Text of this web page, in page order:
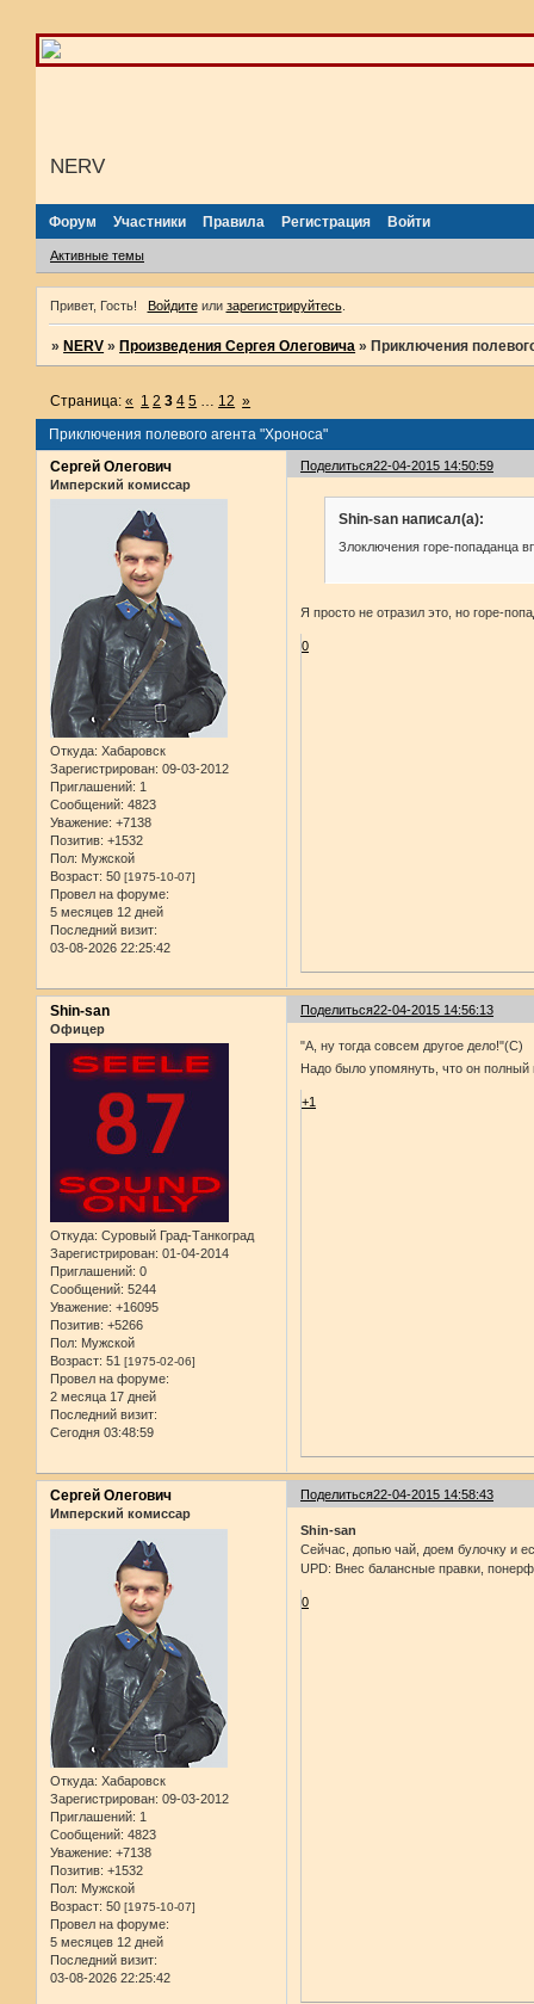
NERV
Форум Участники Правила Регистрация Войти
Активные темы
Привет, Гость! Войдитеили зарегистрируйтесь.
»NERV »Произведения Сергея Олеговича »Приключения
Приключения полевого агента "Хроноса"
Страница:« 1 2 3 4 5 … 12 »
Поделиться22-04-2015 14:50:59
Сергей Олегович
Имперский комиссар
Откуда: Хабаровск
Зарегистрирован: 09-03-2012
Приглашений: 1
Сообщений: 4823
Уважение: +7138
Позитив: +1532
Пол: Мужской
Возраст: 50 [1975-10-07]
Провел на форуме:
5 месяцев 12 дней
Последний визит:
03-08-2026 22:25:42
Shin-san написал(а):
Злоключения горе-попаданца
Я просто не отразил это, но горе-
0
Поделиться22-04-2015 14:56:13
Shin-san
Офицер
Откуда: Суровый Град-Танкоград
Зарегистрирован: 01-04-2014
Приглашений: 0
Сообщений: 5244
Уважение: +16095
Позитив: +5266
Пол: Мужской
Возраст: 51 [1975-02-06]
Провел на форуме:
2 месяца 17 дней
Последний визит:
Сегодня 03:48:59
"А, ну тогда совсем другое дело!"(С)
Надо было упомянуть, что он
+1
Поделиться22-04-2015 14:58:43
Сергей Олегович
Имперский комиссар
Откуда: Хабаровск
Зарегистрирован: 09-03-2012
Приглашений: 1
Сообщений: 4823
Уважение: +7138
Позитив: +1532
Пол: Мужской
Возраст: 50 [1975-10-07]
Провел на форуме:
5 месяцев 12 дней
Последний визит:
03-08-2026 22:25:42
Shin-san
Сейчас, допью чай, доем булочку и
UPD: Внес балансные правки,
0